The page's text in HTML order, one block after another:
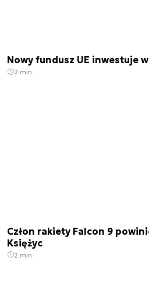
Nowy fundusz UE inwestuje w
2 min.
Człon rakiety Falcon 9
Księżyc
2 min.